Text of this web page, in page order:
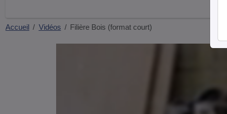
Accueil Vidéos Filière Bois (format court)